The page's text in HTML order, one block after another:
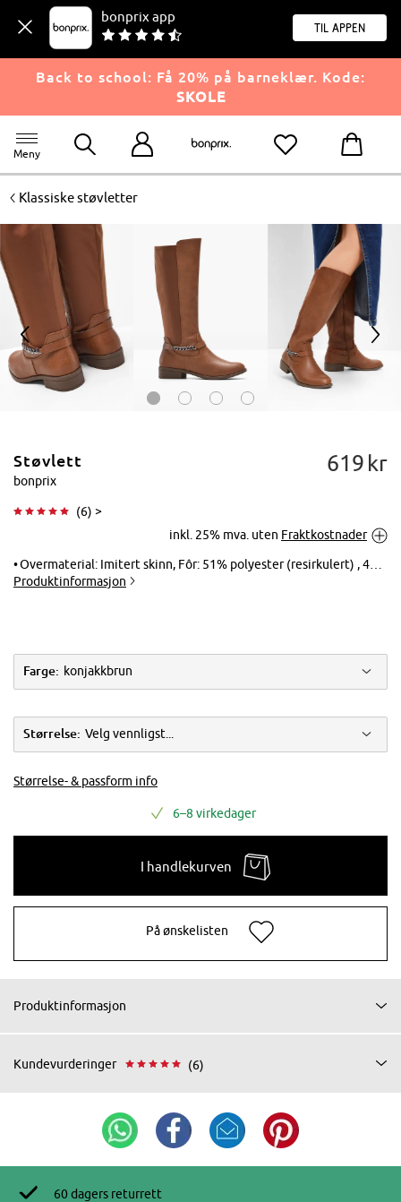
bonprix app
til appen
Back to school: Få 20% på barneklær. Kode:
SKOLE
Meny
<Klassiske støvletter
Trykk for å
forstørre
< >
Støvlett
bonprix
(6) >
619 kr
inkl. 25% mva. uten Fraktkostnader
Overmaterial: Imitert skinn, Fôr: 51% polyester (resirkulert) , 49% polyester, Yttersåle: Syntetisk, Innersåle: Imitert skinn
Produktinformasjon
Farge: konjakkbrun
Størrelse: Velg vennligst...
Størrelse- & passform info
6–8 virkedager
I handlekurven
På ønskelisten
Produktinformasjon
Kundevurderinger (6)
60 dagers returrett